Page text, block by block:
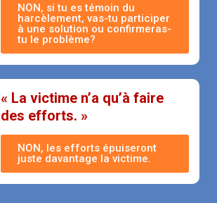
NON, si tu es témoin du
harcèlement, vas-tu participer
à une solution ou confirmeras-
tu le problème?
« La victime n’a qu’à faire
des efforts. »
NON, les efforts épuiseront
juste davantage la victime.